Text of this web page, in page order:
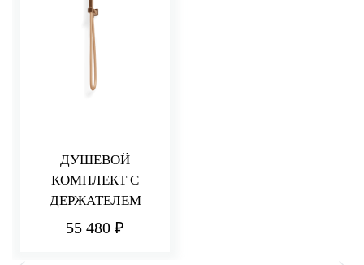
ДУШЕВОЙ
КОМПЛЕКТ С
ДЕРЖАТЕЛЕМ
55 480 ₽